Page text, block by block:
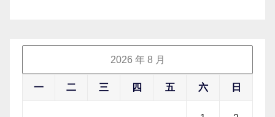
2026 年 8 月
一 二 三 四 五 六 日